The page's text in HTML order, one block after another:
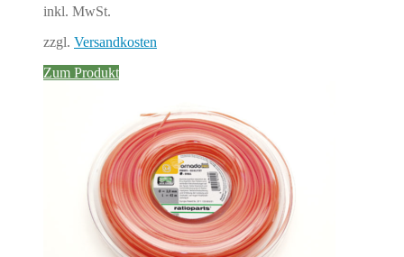
inkl. MwSt.
zzgl. Versandkosten
Zum Produkt